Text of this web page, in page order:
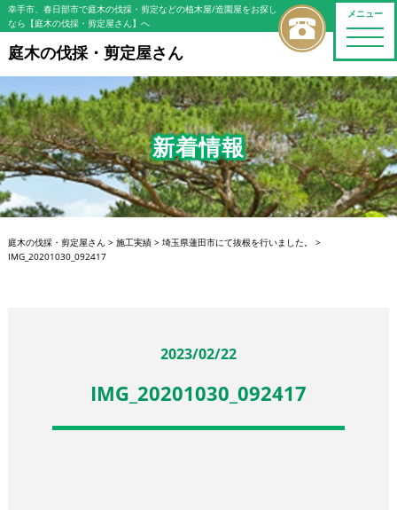
メニュー
toggle
幸手市、春日部市で庭木の伐採・剪定などの植木屋/造園屋をお探し
なら【庭木の伐採・剪定屋さん】へ
庭木の伐採・剪定屋さん
新着情報
庭木の伐採・剪定屋さん > 施工実績> 埼玉県蓮田市にて抜根を行いました。
>
IMG_20201030_092417
2023/02/22
IMG_20201030_092417